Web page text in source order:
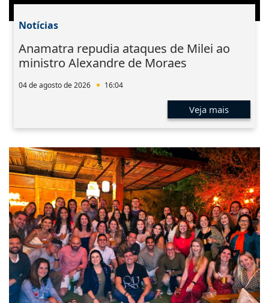
Notícias
Anamatra repudia ataques de Milei ao
ministro Alexandre de Moraes
04 de agosto de 2026 16:04
Veja mais